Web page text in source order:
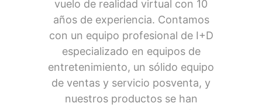
vuelo de realidad virtual con 10
años de experiencia. Contamos
con un equipo profesional de I+D
especializado en equipos de
entretenimiento, un sólido equipo
de ventas y servicio posventa, y
nuestros productos se han